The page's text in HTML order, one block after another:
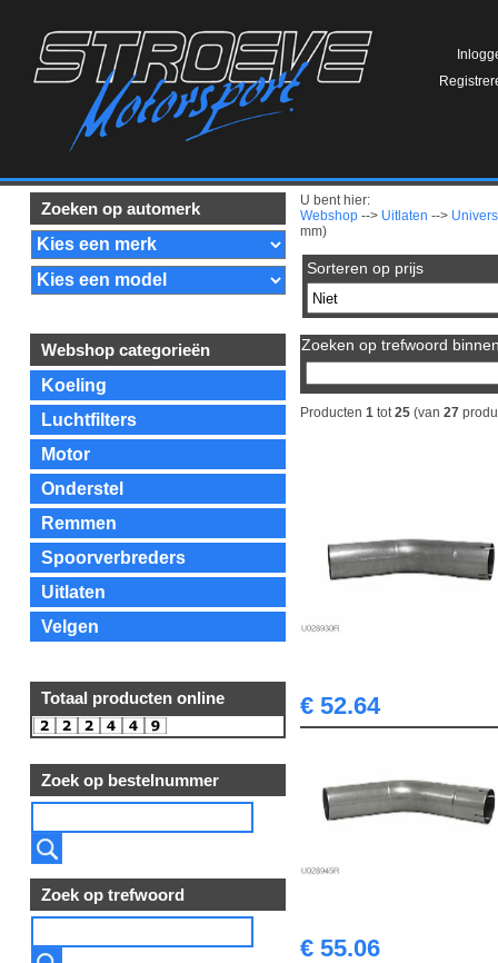
Zoeken op automerk
Webshop categorieën
Koeling
Luchtfilters
Motor
Onderstel
Remmen
Spoorverbreders
Uitlaten
Velgen
Totaal producten online
Zoek op bestelnummer
Zoek op trefwoord
U bent hier:
Webshop --> Uitlaten -->
mm)
Sorteren op prijs
Zoeken op trefwoord
Producten 1 tot 25 (van 27
€ 52.64
€ 55.06